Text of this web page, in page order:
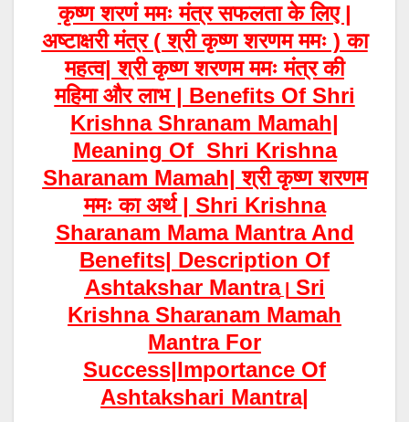
कृष्ण शरणं ममः मंत्र सफलता के लिए |
अष्टाक्षरी मंत्र ( श्री कृष्ण शरणम ममः ) का
महत्व| श्री कृष्ण शरणम ममः मंत्र की
महिमा और लाभ | Benefits Of Shri
Krishna Shranam Mamah|
Meaning Of Shri Krishna
Sharanam Mamah| श्री कृष्ण शरणम
ममः का अर्थ | Shri Krishna
Sharanam Mama Mantra And
Benefits| Description Of
Ashtakshar Mantra|
Sri
Krishna Sharanam Mamah
Mantra For
Success|Importance Of
Ashtakshari Mantra|